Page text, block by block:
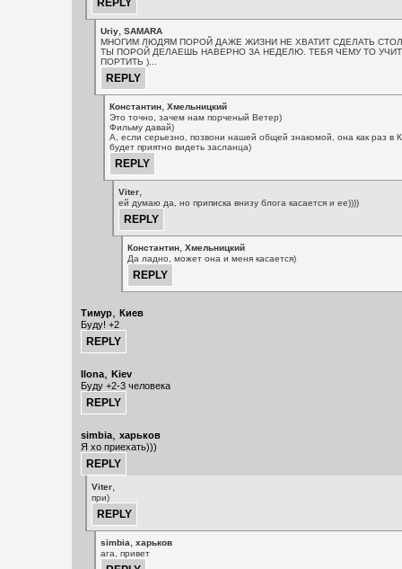
Uriy, SAMARA
МНОГИМ ЛЮДЯМ ПОРОЙ ДАЖЕ ЖИЗНИ НЕ ХВАТИТ СДЕЛАТЬ
ТЫ ПОРОЙ ДЕЛАЕШЬ НАВЕРНО ЗА НЕДЕЛЮ. ТЕБЯ ЧЕМУ ТО
ПОРТИТЬ )...
Константин, Хмельницкий
Это точно, зачем нам порченый Ветер)
Фильму давай)
А, если серьезно, позвони нашей общей знакомой, она как раз в
будет приятно видеть засланца)
Viter,
ей думаю да, но приписка внизу блога касается и ее))))
Константин, Хмельницкий
Да ладно, может она и меня касается)
Тимур, Киев
Буду! +2
Ilona, Kiev
Буду +2-3 человека
simbia, харьков
Я хо приехать)))
Viter,
при)
simbia, харьков
ага, привет